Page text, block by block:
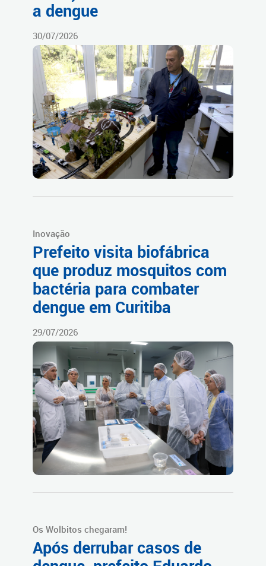
a dengue
30/07/2026
Inovação
Prefeito visita biofábrica
que produz mosquitos com
bactéria para combater
dengue em Curitiba
29/07/2026
Os Wolbitos chegaram!
Após derrubar casos de